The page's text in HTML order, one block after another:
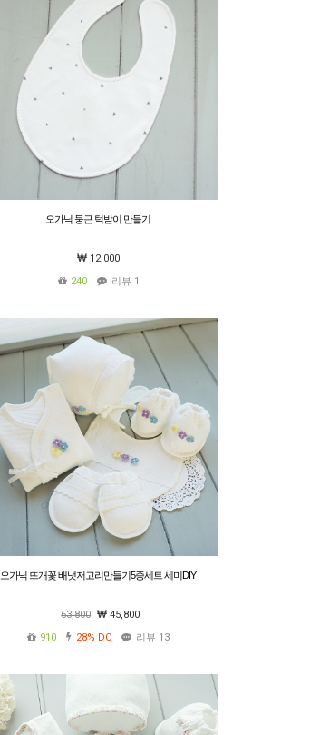
오가닉 둥근 턱받이 만들기
12,000
240
리뷰 1
오가닉 뜨개꽃 배냇저고리만들기5종세트 세미DIY
63,800
45,800
910
28% DC 리뷰 13